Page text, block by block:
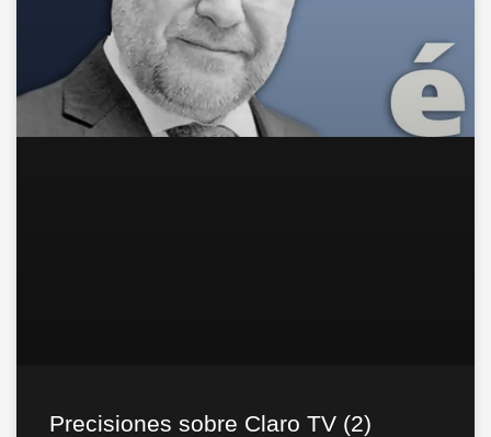
Precisiones sobre Claro TV (2)